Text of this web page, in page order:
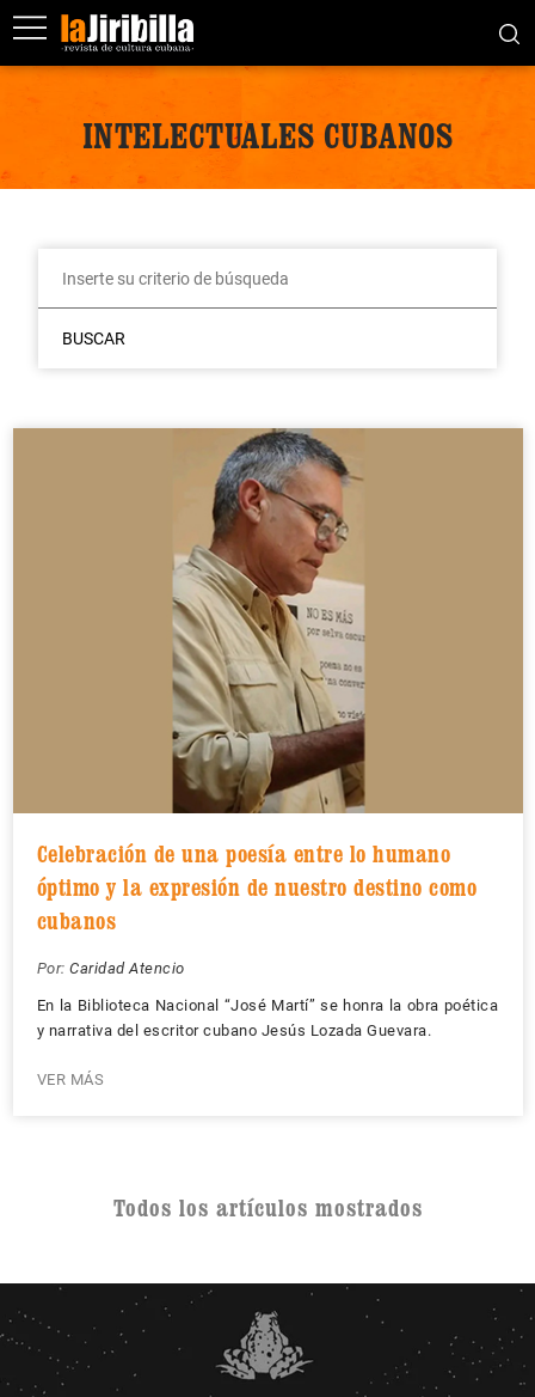
INTELECTUALES CUBANOS
BUSCAR
Celebración de una poesía entre lo humano
óptimo y la expresión de nuestro destino como
cubanos
Por: Caridad Atencio
En la Biblioteca Nacional “José Martí” se honra la obra poética
y narrativa del escritor cubano Jesús Lozada Guevara.
VER MÁS
Todos los artículos mostrados